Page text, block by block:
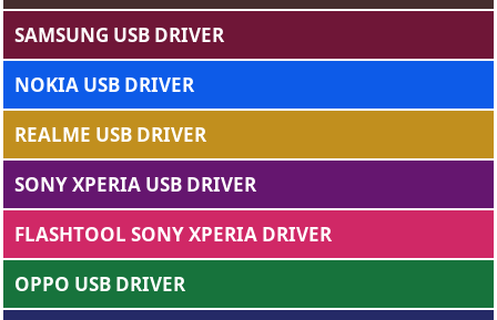
SAMSUNG USB DRIVER
NOKIA USB DRIVER
REALME USB DRIVER
SONY XPERIA USB DRIVER
FLASHTOOL SONY XPERIA DRIVER
OPPO USB DRIVER